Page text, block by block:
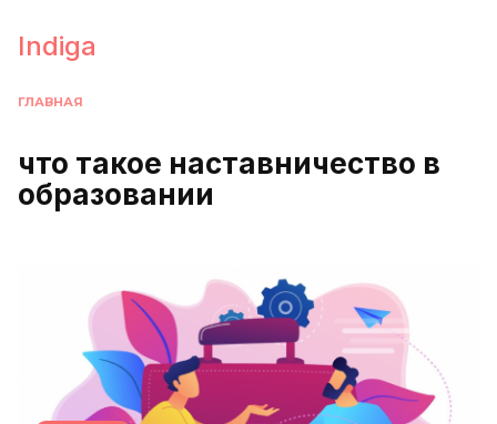
содержанию
Indiga
ГЛАВНАЯ
что такое наставничество в
образовании